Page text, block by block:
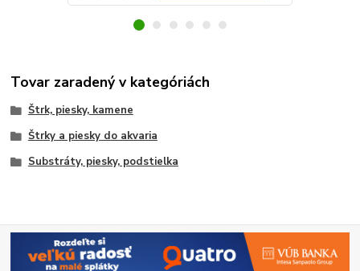
Tovar zaradený v kategóriách
Štrk, piesky, kamene
Štrky a piesky do akvaria
Substráty, piesky, podstielka